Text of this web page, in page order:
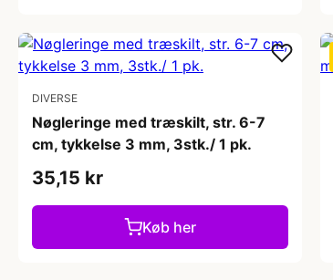
DIVERSE
Nøgleringe med træskilt, str. 6-7
cm, tykkelse 3 mm, 3stk./ 1 pk.
35,15 kr
Køb her